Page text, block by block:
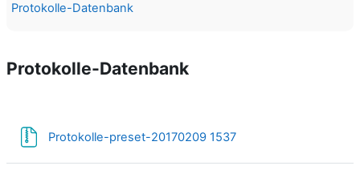
Protokolle-Datenbank
Protokolle-Datenbank
Protokolle-preset-20170209 1537